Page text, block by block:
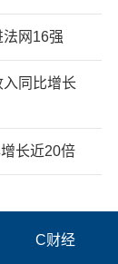
网16强
同比增长
长近20倍
C财经